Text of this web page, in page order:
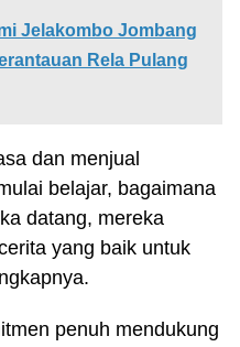
Jelakombo Jombang
Rela Pulang
dan menjual
belajar, bagaimana
datang, mereka
yang baik untuk
penuh mendukung